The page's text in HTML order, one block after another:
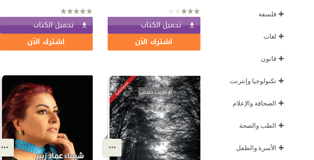
+ فلسفة
+ لغات
+ قانون
+ تكنولوجيا وإنترنت
+ الصحافة والإعلام
+ الطب والصحة
+ الأسرة والطفل
تحميل الكتاب
اشترك الآن
تحميل الكتاب
اشترك الآن